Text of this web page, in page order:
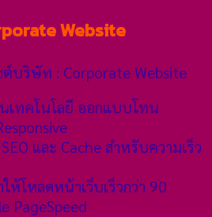
Website
เทคโนโลยี ออกแบบโทน
และ Cache สำหรับความเร็ว
ห้โหลดหน้าเว็บเร็วกว่า 90
PageSpeed